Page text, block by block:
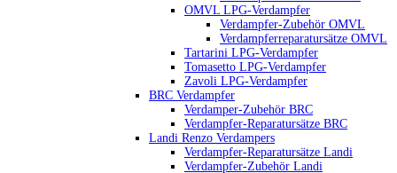
OMVL LPG-Verdampfer
Verdampfer-Zubehör OMVL
Verdampferreparatursätze OMVL
Tartarini LPG-Verdampfer
Tomasetto LPG-Verdampfer
Zavoli LPG-Verdampfer
BRC Verdampfer
Verdamper-Zubehör BRC
Verdampfer-Reparatursätze BRC
Landi Renzo Verdampers
Verdampfer-Reparatursätze Landi
Verdampfer-Zubehör Landi